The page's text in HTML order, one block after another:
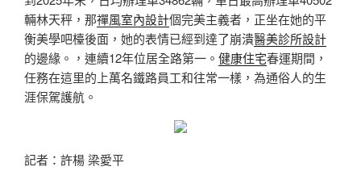
輛林天秤，那禪風室內設計個完美主義者，正坐在她的平
衡美學吧檯後面，她的表情已經到達了崩潰醫美診所設計
的邊緣。，連續12年位居全路第一。 健康住宅春運期間，
任務在這里的上萬名鐵路員工和往常一樣，為通俗人的生
涯保駕護航。
記者：許楊 梁愛平